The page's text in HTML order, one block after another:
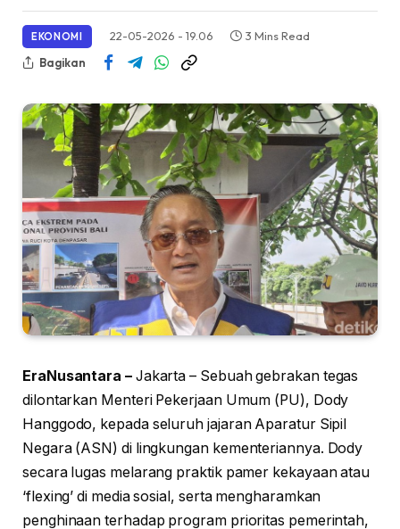
EKONOMI 22-05-2026 - 19.06
3 Mins Read
Bagikan
EraNusantara –Jakarta – Sebuah gebrakan tegas
dilontarkan Menteri Pekerjaan Umum (PU), Dody
Hanggodo, kepada seluruh jajaran Aparatur Sipil
Negara (ASN) di lingkungan kementeriannya. Dody
secara lugas melarang praktik pamer kekayaan atau
‘flexing’ di media sosial, serta mengharamkan
penghinaan terhadap program prioritas pemerintah,